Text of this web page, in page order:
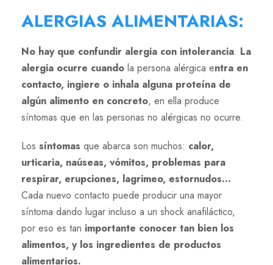
ALERGIAS ALIMENTARIAS:
No hay que confundir alergia con intolerancia. La
alergia ocurre cuando la persona alérgica entra en
contacto, ingiere o inhala alguna proteína de
algún alimento en concreto, en ella produce
síntomas que en las personas no alérgicas no ocurre.
Los síntomas que abarca son muchos: calor,
urticaria, naúseas, vómitos, problemas para
respirar, erupciones, lagrimeo, estornudos…
Cada nuevo contacto puede producir una mayor
síntoma dando lugar incluso a un shock anafiláctico,
por eso es tan importante conocer tan bien los
alimentos, y los ingredientes de productos
alimentarios.